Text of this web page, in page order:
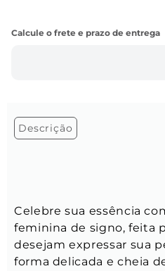
Descrição
Celebre sua essência
feminina de signo, feita
desejam expressar sua
forma delicada e cheia